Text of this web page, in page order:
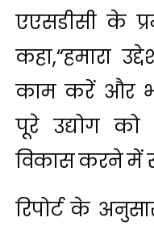
एएसडीसी के
कहा,“हमारा
काम करें और
पूरे उद्योग
विकास करने में
रिपोर्ट के